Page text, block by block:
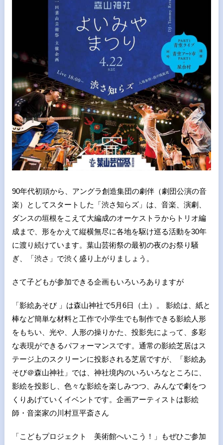
90年代初頭から、アングラ創造集団の劇伴（劇団公演の音
楽）としてスタートした「渋さ知らズ」は、音楽、演劇、
ダンスの垣根をこえて大編成のオーケストラからトリオ編
成まで、形をかえて縦横無尽に各地を駆け巡る活動を30年
に渡り続けています。葉山芸術祭の最初の夜のお祭り騒
ぎ、「渋さ」で渋く盛り上がりましょう。
さて子どもが参加できる企画もいろいろありますが
「影絵あそび 」は森山神社で5月6日（土）。 影絵は、紙と
棒など簡単な材料と工作で小学生でも制作できる影絵人形
をもちい、光や、人形の操りかた、投影先によって、多彩
な表現ができるパフォーマンスです。通常の影絵芝居はス
テージ上のスクリーンに投影される芝居ですが、「影絵あ
そび＠森山神社」では、神社境内のいろいろなところに、
影絵を投影し、色々な影絵を楽しみつつ、みんなで劇をつ
くりあげていくイベントです。企画アーティストは影絵
師・音楽家の川村亘平斎さん
「こどもプロジェクト 美術館へいこう！」もぜひご参加